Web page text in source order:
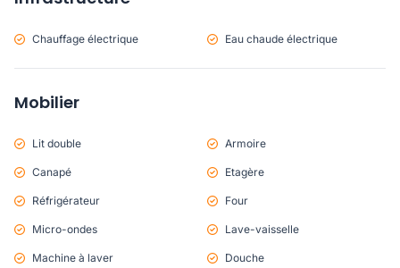
Chauffage électrique Eau chaude électrique
Mobilier
Lit double Armoire
Canapé Etagère
Réfrigérateur Four
Micro-ondes Lave-vaisselle
Machine à laver Douche